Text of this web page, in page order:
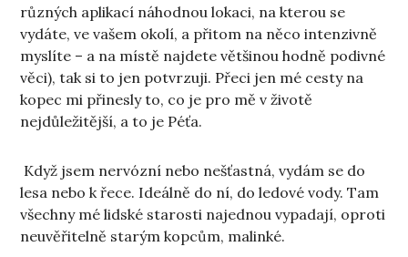
různých aplikací náhodnou lokaci, na kterou se
vydáte, ve vašem okolí, a přitom na něco intenzivně
myslíte – a na místě najdete většinou hodně podivné
věci), tak si to jen potvrzuji. Přeci jen mé cesty na
kopec mi přinesly to, co je pro mě v životě
nejdůležitější, a to je Péťa.
Když jsem nervózní nebo nešťastná, vydám se do
lesa nebo k řece. Ideálně do ní, do ledové vody. Tam
všechny mé lidské starosti najednou vypadají, oproti
neuvěřitelně starým kopcům, malinké.